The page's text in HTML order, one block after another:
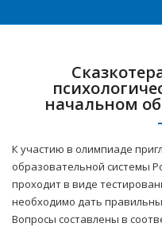
начальном
К участию в олимпиаде
образовательной системы
проходит в виде
необходимо дать
Вопросы составлены в